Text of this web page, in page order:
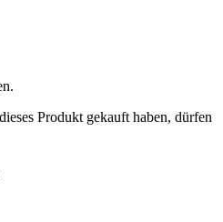
Produkt gekauft haben, dürfen